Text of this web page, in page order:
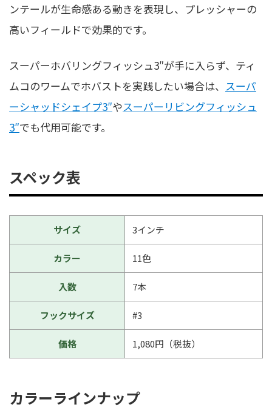
ンテールが生命感ある動きを表現し、プレッシャーの
高いフィールドで効果的です。
スーパーホバリングフィッシュ3″が手に入らず、ティ
ムコのワームでホバストを実践したい場合は、 スーパ
ーシャッドシェイプ3″やスーパーリビングフィッシュ
3″でも代用可能です。
スペック表
サイズ 3インチ
カラー 11色
入数 7本
フックサイズ #3
価格 1,080円（税抜）
カラーラインナップ